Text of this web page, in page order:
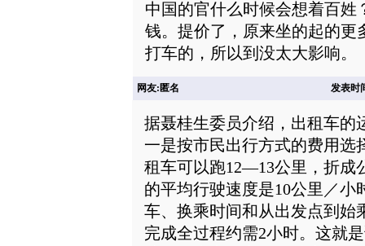
中国的官什么时候会想着百
钱。提价了，原来坐的起的更
打车的，所以到没太大影响。
网友:匿名 发表时
据聂桂生委员介绍，出租车的
一是按市民出行方式的费用选
租车可以跑12—13公里，折成
的平均行驶速度是10公里／小
车、换乘时间和从出发点到始
完成全过程约需2小时。这就